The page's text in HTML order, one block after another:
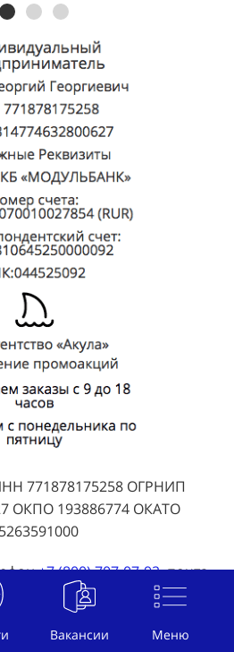
Вакансии Меню
771878175258 ОГРНИП
ОКПО 193886774 ОКАТО
+7 (800) 707-07-92, почта
akula.ru
оферта